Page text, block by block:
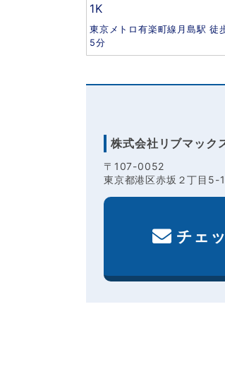
1K
東京メトロ有楽町線月島駅 徒
5分
株式会社リブマック
〒107-0052
東京都港区赤坂２丁目5-
チェ